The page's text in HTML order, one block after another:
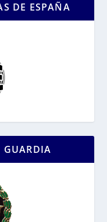
DE ESPAÑA
GUARDIA